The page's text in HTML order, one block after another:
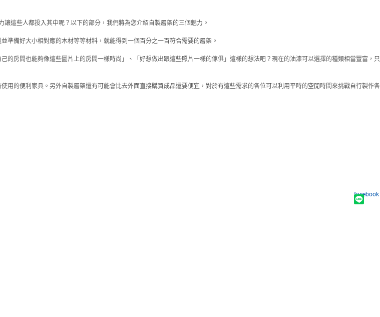
這些人都投入其中呢？以下的部分，我們將為您介紹自製層架的三個魅力。
準備好大小相對應的木材等等材料，就能得到一個百分之一百符合需要的層架。
房間也能夠像這些圖片上的房間一樣時尚」、「好想做出跟這些照片一樣的傢俱」這樣的想法吧？現在的油漆可以選擇的種類相當豐富，只
的便利家具。另外自製層架還有可能會比去外面直接購買成品還要便宜，對於有這些需求的各位可以利用平時的空閒時間來挑戰自行製作各
facebook